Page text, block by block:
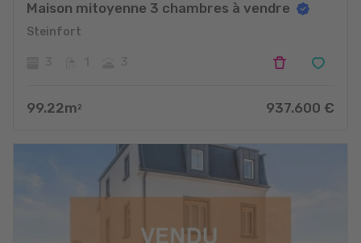
Maison mitoyenne 3 chambres à vendre
Steinfort
99.22m 2 937.600 €